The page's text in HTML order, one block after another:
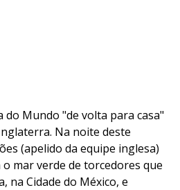
do Mundo "de volta para casa"
Na noite deste
(apelido da equipe inglesa)
mar verde de torcedores que
na Cidade do México, e